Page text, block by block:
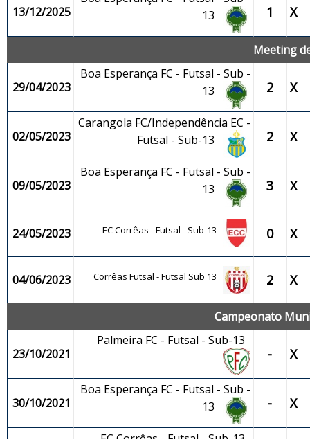
13/12/2025
13
1 X
Meeting
29/04/2023
Boa Esperança FC - Futsal - Sub -
13
2 X
02/05/2023
Carangola FC/Independência EC -
Futsal - Sub-13
2 X
09/05/2023
Boa Esperança FC - Futsal - Sub -
13
3 X
24/05/2023 EC Corrêas - Futsal - Sub-13 0 X
04/06/2023 Corrêas Futsal - Futsal Sub 13 2 X
Campeonato
23/10/2021
Palmeira FC - Futsal - Sub-13
- X
30/10/2021
Boa Esperança FC - Futsal - Sub -
13
- X